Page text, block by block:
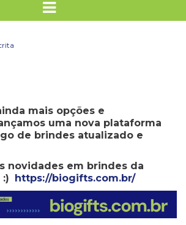
mais opções e
uma nova plataforma
de brindes atualizado e
novidades em brindes da
https://biogifts.com.br/